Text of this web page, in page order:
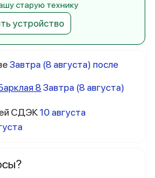
Завтра (8 августа) после
8 Завтра (8 августа)
СДЭК10 августа
старую технику
устройство